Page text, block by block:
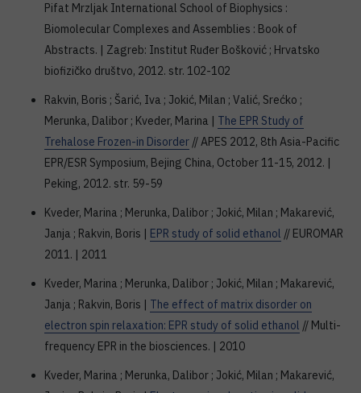
Pifat Mrzljak International School of Biophysics :
Biomolecular Complexes and Assemblies : Book of
Abstracts. | Zagreb: Institut Ruđer Bošković ; Hrvatsko
biofizičko društvo, 2012. str. 102-102
Rakvin, Boris ; Šarić, Iva ; Jokić, Milan ; Valić, Srećko ;
Merunka, Dalibor ; Kveder, Marina | The EPR Study of
Trehalose Frozen-in Disorder // APES 2012, 8th Asia-Pacific
EPR/ESR Symposium, Bejing China, October 11-15, 2012. |
Peking, 2012. str. 59-59
Kveder, Marina ; Merunka, Dalibor ; Jokić, Milan ; Makarević,
Janja ; Rakvin, Boris | EPR study of solid ethanol // EUROMAR
2011. | 2011
Kveder, Marina ; Merunka, Dalibor ; Jokić, Milan ; Makarević,
Janja ; Rakvin, Boris | The effect of matrix disorder on
electron spin relaxation: EPR study of solid ethanol // Multi-
frequency EPR in the biosciences. | 2010
Kveder, Marina ; Merunka, Dalibor ; Jokić, Milan ; Makarević,